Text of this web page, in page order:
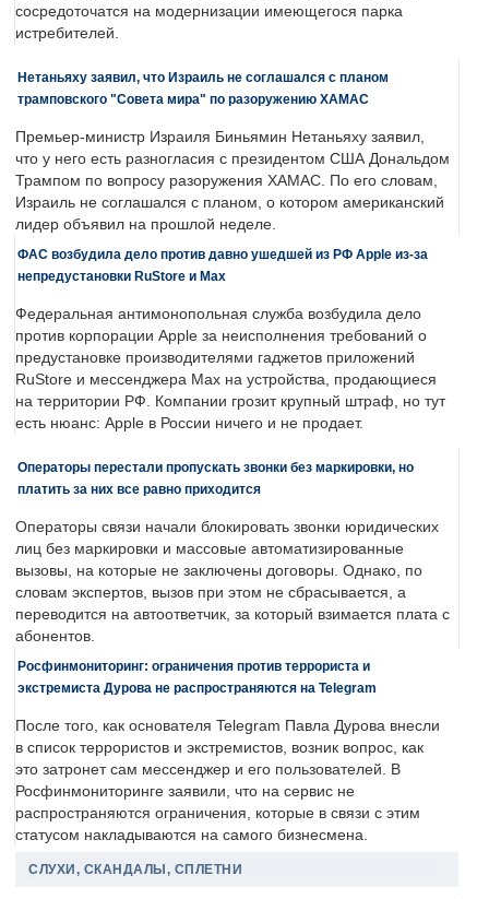
сосредоточатся на модернизации имеющегося парка
истребителей.
Нетаньяху заявил, что Израиль не соглашался с планом
трамповского "Совета мира" по разоружению ХАМАС
Премьер-министр Израиля Биньямин Нетаньяху заявил,
что у него есть разногласия с президентом США Дональдом
Трампом по вопросу разоружения ХАМАС. По его словам,
Израиль не соглашался с планом, о котором американский
лидер объявил на прошлой неделе.
ФАС возбудила дело против давно ушедшей из РФ Apple из-за
непредустановки RuStore и Max
Федеральная антимонопольная служба возбудила дело
против корпорации Apple за неисполнения требований о
предустановке производителями гаджетов приложений
RuStore и мессенджера Max на устройства, продающиеся
на территории РФ. Компании грозит крупный штраф, но тут
есть нюанс: Apple в России ничего и не продает.
Операторы перестали пропускать звонки без маркировки, но
платить за них все равно приходится
Операторы связи начали блокировать звонки юридических
лиц без маркировки и массовые автоматизированные
вызовы, на которые не заключены договоры. Однако, по
словам экспертов, вызов при этом не сбрасывается, а
переводится на автоответчик, за который взимается плата с
абонентов.
Росфинмониторинг: ограничения против террориста и
экстремиста Дурова не распространяются на Telegram
После того, как основателя Telegram Павла Дурова внесли
в список террористов и экстремистов, возник вопрос, как
это затронет сам мессенджер и его пользователей. В
Росфинмониторинге заявили, что на сервис не
распространяются ограничения, которые в связи с этим
статусом накладываются на самого бизнесмена.
СЛУХИ, СКАНДАЛЫ, СПЛЕТНИ